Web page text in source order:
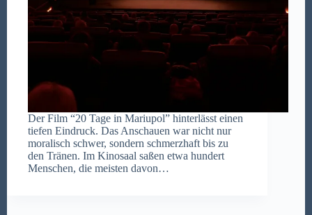
Der Film “20 Tage in Mariupol” hinterlässt einen
tiefen Eindruck. Das Anschauen war nicht nur
moralisch schwer, sondern schmerzhaft bis zu
den Tränen. Im Kinosaal saßen etwa hundert
Menschen, die meisten davon…